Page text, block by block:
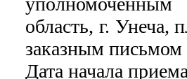
область, г. Унеча,
заказным письмом
Дата начала